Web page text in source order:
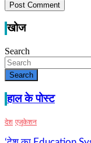
खोज
Search
Search
हाल के पोस्ट
देश एजुकेशन